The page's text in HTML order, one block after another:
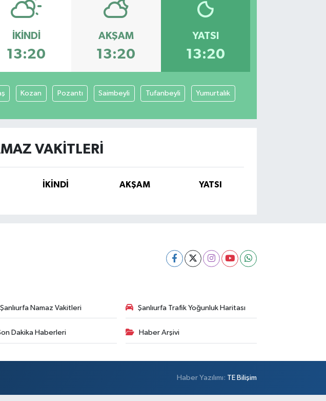
İKINDI
13:20
AKŞAM
13:20
YATSI
13:20
Kozan Pozantı Saimbeyli Tufanbeyli Yumurtalık
VAKITLERI
İKINDI AKŞAM YATSI
Şanlıurfa Namaz Vakitleri Şanlıurfa Trafik Yoğunluk Haritası
Dakika Haberleri Haber Arşivi
Haber Yazılımı: TE Bilişim